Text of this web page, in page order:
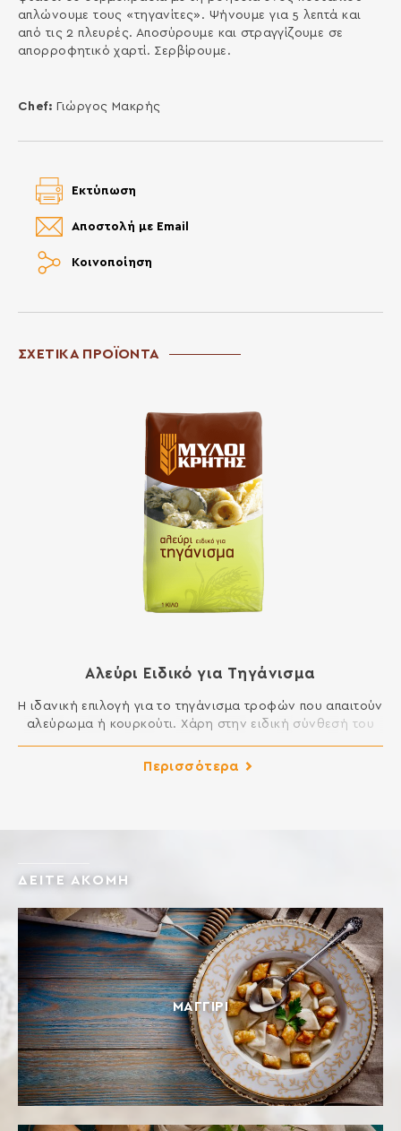
απλώνουμε τους «τηγανίτες». Ψήνουμε για 5 λεπτά και
από τις 2 πλευρές. Αποσύρουμε και στραγγίζουμε σε
απορροφητικό χαρτί. Σερβίρουμε.
Chef: Γιώργος Μακρής
Κοινοποίηση
Αποστολή με Email
Εκτύπωση
ΣΧΕΤΙΚΑ ΠΡΟΪΟΝΤΑ
Αλεύρι Ειδικό για Τηγάνισμα
Η ιδανική επιλογή για το τηγάνισμα τροφών που απαιτούν
αλεύρωμα ή κουρκούτι. Χάρη στην ειδική σύνθεσή του
τραγανή κρούστα, η οποία δεν επιτρέπει στο λάδι να
Περισσότερα
ΔΕΙΤΕ ΑΚΟΜΗ
ΜΑΓΓΊΡΙ